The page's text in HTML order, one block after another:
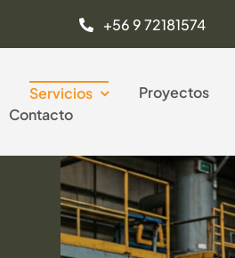
+56 9 72181574
Servicios Proyectos
Contacto